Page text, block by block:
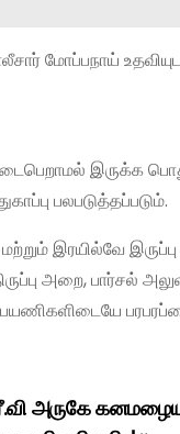
மோப்பநாய்
இருக்க
பலபடுத்தப்படும்.
இரயில்வே
அறை, பார்சல்
அருகே